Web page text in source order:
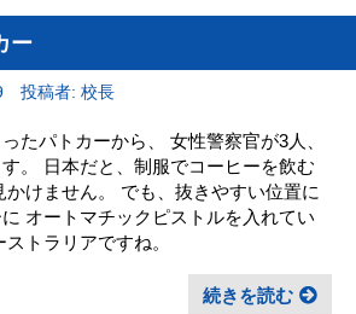
ー
投稿者: 校長
たパトカーから、 女性警察官が3人、
。 日本だと、制服でコーヒーを飲む
かけません。 でも、抜きやすい位置に
オートマチックピストルを入れてい
トラリアですね。
続きを読む